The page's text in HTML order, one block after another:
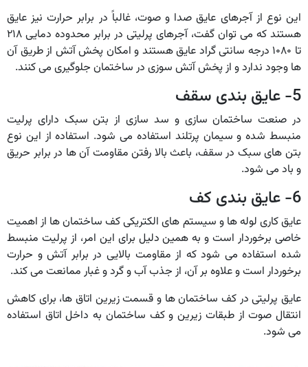
این نوع از آجرهای عایق صدا و صوت، غالباً در برابر حرارت نیز عایق
هستند که می توان گفت، آجرهای پرلیتی در برابر محدوده دمایی ۲۱۸
تا ۱۰۸۰ درجه سانتی گراد عایق هستند و امکان پخش آتش از طریق آن
ها وجود ندارد و از پخش آتش سوزی در ساختمان جلوگیری می کنند‌.
5- عایق بندی سقف
در صنعت ساختمان سازی و سد سازی از بتن سبک دارای پرلیت
منبسط شده و سیمان پرتلند استفاده می شود. استفاده از این نوع
بتن های سبک در سقف، باعث بالا رفتن مقاومت آن ها در برابر حریق
و باد می شود.
6- عایق بندی کف
عایق کاری لوله ها و سیستم های الکتریکی کف ساختمان ها از اهمیت
خاصی برخوردار است و به همین دلیل برای این امر، از پرلیت منبسط
شده استفاده می شود که از مقاومت بالایی در برابر آتش و حرارت
برخوردار است و علاوه بر آن، از جذب آب و گرد و غبار ممانعت می کند.
عایق پرلیتی در کف ساختمان ها و قسمت زیرین اتاق ها، برای کاهش
انتقال صوت از طبقات زیرین و کف ساختمان به داخل اتاق استفاده
می شود.